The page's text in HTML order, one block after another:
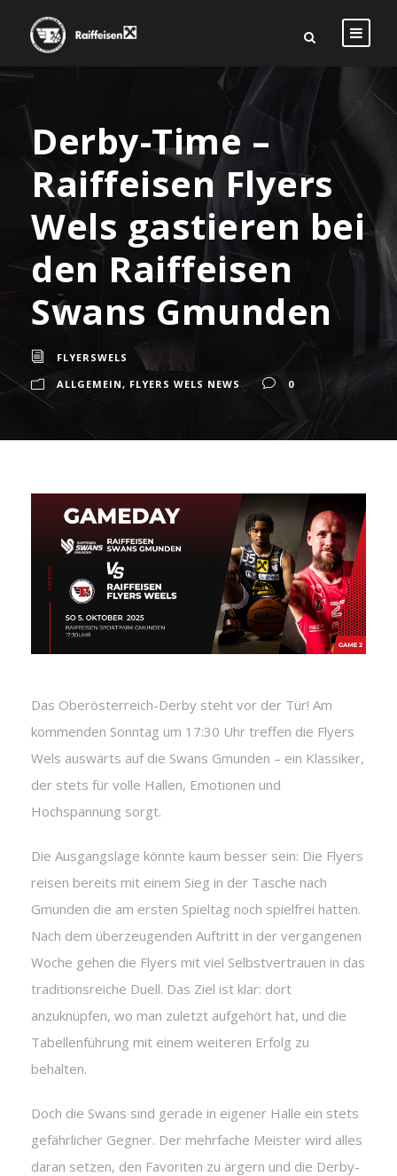
Derby-Time –
Raiffeisen Flyers
Wels gastieren bei
den Raiffeisen
Swans Gmunden
FLYERSWELS
ALLGEMEIN, FLYERS WELS NEWS 0
Das Oberösterreich-Derby steht vor der Tür! Am
kommenden Sonntag um 17:30 Uhr treffen die Flyers
Wels auswärts auf die Swans Gmunden – ein Klassiker,
der stets für volle Hallen, Emotionen und
Hochspannung sorgt.
Die Ausgangslage könnte kaum besser sein: Die Flyers
reisen bereits mit einem Sieg in der Tasche nach
Gmunden die am ersten Spieltag noch spielfrei hatten.
Nach dem überzeugenden Auftritt in der vergangenen
Woche gehen die Flyers mit viel Selbstvertrauen in das
traditionsreiche Duell. Das Ziel ist klar: dort
anzuknüpfen, wo man zuletzt aufgehört hat, und die
Tabellenführung mit einem weiteren Erfolg zu
behalten.
Doch die Swans sind gerade in eigener Halle ein stets
gefährlicher Gegner. Der mehrfache Meister wird alles
daran setzen, den Favoriten zu ärgern und die Derby-